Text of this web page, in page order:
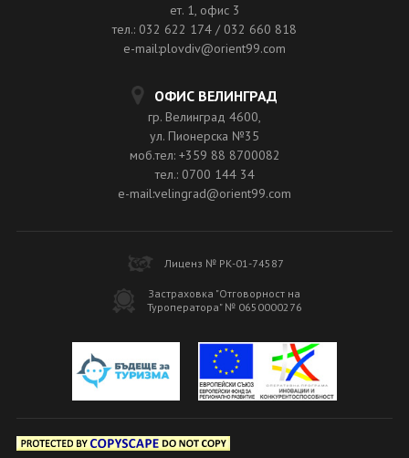
ет. 1, офис 3
тел.: 032 622 174 / 032 660 818
e-mail:plovdiv@orient99.com
ОФИС ВЕЛИНГРАД
гр. Велинград 4600,
ул. Пионерска №35
моб.тел: +359 88 8700082
тел.: 0700 144 34
e-mail:velingrad@orient99.com
Лиценз № РК-01-74587
Застраховка "Отговорност на
Туроператора" № 0650000276